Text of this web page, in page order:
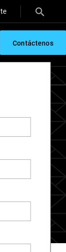
Contáctenos